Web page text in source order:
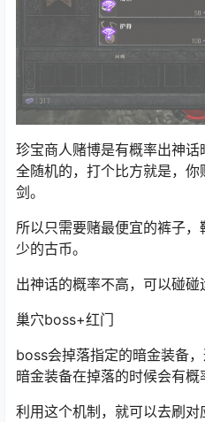
珍宝商人赌博是有概率出神
全随机的，打个比方就是，
剑。
所以只需要赌最便宜的裤子
少的古币。
出神话的概率不高，可以碰碰
巢穴boss+红门
boss会掉落指定的暗金装备
暗金装备在掉落的时候会有概
利用这个机制，就可以去刷